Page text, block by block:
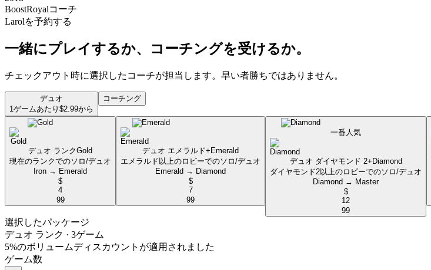
BoostRoyalコーチ
Larolを予約する
一緒にプレイするか、コーチングを受けるか。
チェックアウト時に選択したコーチが担当します。早い者勝ちではありません。
デュオ
1ゲームあたり$2.99から
コーチング
デュオ ランクGold
現在のランクでのソロ/デュオ
Iron → Emerald
$
4
99
デュオ エメラルド+ Emerald
エメラルド以上のロビーでのソロ/デュオ
Emerald → Diamond
$
7
99
一番人気
デュオ ダイヤモンド 2+ Diamond
ダイヤモンド2以上のロビーでのソロ/デュオ
Diamond → Master
$
12
99
選択したパッケージ
デュオ ランク · 3ゲーム
5%のボリュームディスカウントが適用されました
ゲーム数